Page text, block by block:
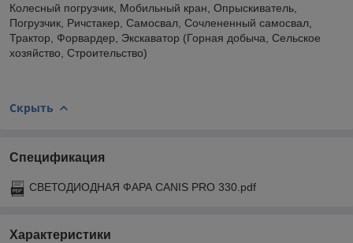
Колесный погрузчик, Мобильный кран, Опрыскиватель,
Погрузчик, Ричстакер, Самосвал, Сочлененный самосвал,
Трактор, Форвардер, Экскаватор (Горная добыча, Сельское
хозяйство, Строительство)
Скрыть
Спецификация
СВЕТОДИОДНАЯ ФАРА CANIS PRO 330.pdf
Характеристики